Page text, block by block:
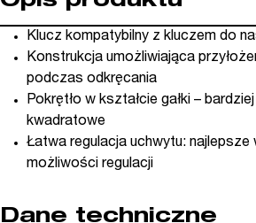
Klucz kompatybilny z kluczem do
Konstrukcja umożliwiająca
podczas odkręcania
Pokrętło w kształcie gałki –
kwadratowe
Łatwa regulacja uchwytu: najlepsze
możliwości regulacji
Dane techniczne